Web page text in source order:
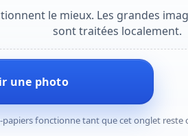
le mieux. Les grandes
sont traitées localement.
une photo
papiers fonctionne tant que cet onglet reste